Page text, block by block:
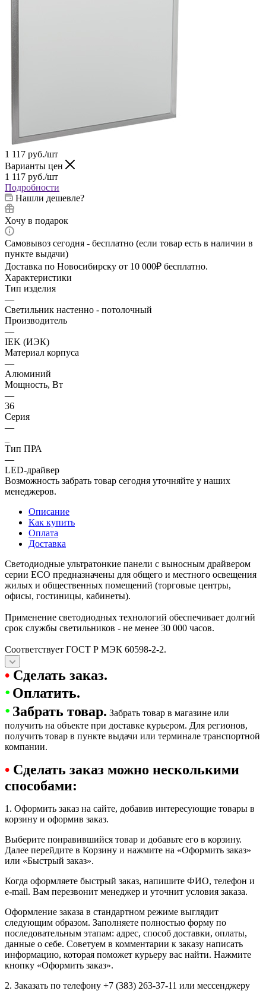
1 117 руб./шт
Варианты цен
1 117 руб./шт
Подробности
Нашли дешевле?
Хочу в подарок
Самовывоз сегодня - бесплатно (если товар есть в наличии в
пункте выдачи)
Доставка по Новосибирску от 10 000₽ бесплатно.
Характеристики
Тип изделия
—
Светильник настенно - потолочный
Производитель
—
IEK (ИЭК)
Материал корпуса
—
Алюминий
Мощность, Вт
—
36
Серия
—
Тип ПРА
—
LED-драйвер
Возможность забрать товар сегодня уточняйте у наших
менеджеров.
Описание
Как купить
Оплата
Доставка
Светодиодные ультратонкие панели с выносным драйвером
серии ECO предназначены для общего и местного освещения
жилых и общественных помещений (торговые центры,
офисы, гостиницы, кабинеты).
Применение светодиодных технологий обеспечивает долгий
срок службы светильников - не менее 30 000 часов.
Соответствует ГОСТ Р МЭК 60598-2-2.
• Сделать заказ.
• Оплатить.
• Забрать товар. Забрать товар в магазине или
получить на объекте при доставке курьером. Для регионов,
получить товар в пункте выдачи или терминале транспортной
компании.
• Сделать заказ можно несколькими
способами:
1. Оформить заказ на сайте, добавив интересующие товары в
корзину и оформив заказ.
Выберите понравившийся товар и добавьте его в корзину.
Далее перейдите в Корзину и нажмите на «Оформить заказ»
или «Быстрый заказ».
Когда оформляете быстрый заказ, напишите ФИО, телефон и
e-mail. Вам перезвонит менеджер и уточнит условия заказа.
Оформление заказа в стандартном режиме выглядит
следующим образом. Заполняете полностью форму по
последовательным этапам: адрес, способ доставки, оплаты,
данные о себе. Советуем в комментарии к заказу написать
информацию, которая поможет курьеру вас найти. Нажмите
кнопку «Оформить заказ».
2. Заказать по телефону +7 (383) 263-37-11 или мессенджеру